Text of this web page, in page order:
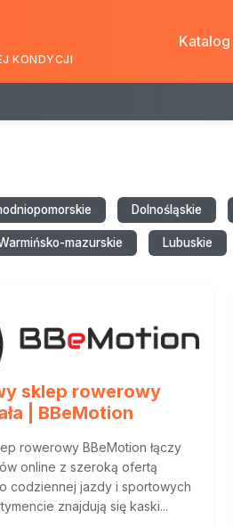
KONDYCJI
Katalog
Dolnośląskie
mazurskie Lubuskie
sklep rowerowy
| BBeMotion
rowerowy BBeMotion łączy
online z szeroką ofertą
codziennej jazdy i sportowych
znajdują się kaski...